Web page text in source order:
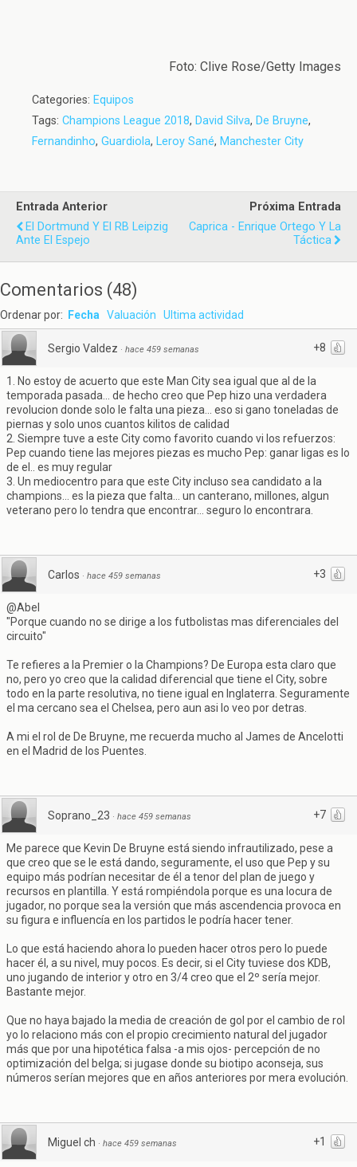
Foto: Clive Rose/Getty Images
Categories: Equipos
Tags: Champions League 2018, David Silva, De Bruyne,
Fernandinho, Guardiola, Leroy Sané, Manchester City
Entrada Anterior
El Dortmund Y El RB Leipzig
Ante El Espejo
Próxima Entrada
Caprica - Enrique Ortego Y La
Táctica
Comentarios (48)
Ordenar por: Fecha Valuación Ultima actividad
+8
Sergio Valdez · hace 459 semanas
1. No estoy de acuerto que este Man City sea igual que al de la
temporada pasada... de hecho creo que Pep hizo una verdadera
revolucion donde solo le falta una pieza... eso si gano toneladas de
piernas y solo unos cuantos kilitos de calidad
2. Siempre tuve a este City como favorito cuando vi los refuerzos:
Pep cuando tiene las mejores piezas es mucho Pep: ganar ligas es lo
de el.. es muy regular
3. Un mediocentro para que este City incluso sea candidato a la
champions... es la pieza que falta... un canterano, millones, algun
veterano pero lo tendra que encontrar... seguro lo encontrara.
+3
Carlos · hace 459 semanas
@Abel
"Porque cuando no se dirige a los futbolistas mas diferenciales del
circuito"
Te refieres a la Premier o la Champions? De Europa esta claro que
no, pero yo creo que la calidad diferencial que tiene el City, sobre
todo en la parte resolutiva, no tiene igual en Inglaterra. Seguramente
el ma cercano sea el Chelsea, pero aun asi lo veo por detras.
A mi el rol de De Bruyne, me recuerda mucho al James de Ancelotti
en el Madrid de los Puentes.
+7
Soprano_23 · hace 459 semanas
Me parece que Kevin De Bruyne está siendo infrautilizado, pese a
que creo que se le está dando, seguramente, el uso que Pep y su
equipo más podrían necesitar de él a tenor del plan de juego y
recursos en plantilla. Y está rompiéndola porque es una locura de
jugador, no porque sea la versión que más ascendencia provoca en
su figura e influencía en los partidos le podría hacer tener.
Lo que está haciendo ahora lo pueden hacer otros pero lo puede
hacer él, a su nivel, muy pocos. Es decir, si el City tuviese dos KDB,
uno jugando de interior y otro en 3/4 creo que el 2º sería mejor.
Bastante mejor.
Que no haya bajado la media de creación de gol por el cambio de rol
yo lo relaciono más con el propio crecimiento natural del jugador
más que por una hipotética falsa -a mis ojos- percepción de no
optimización del belga; si jugase donde su biotipo aconseja, sus
números serían mejores que en años anteriores por mera evolución.
+1
Miguel ch · hace 459 semanas